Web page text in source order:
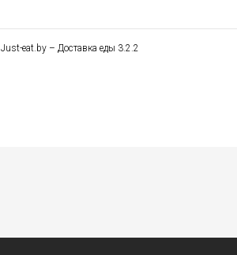
Just-eat.by – Доставка еды 3.2.2